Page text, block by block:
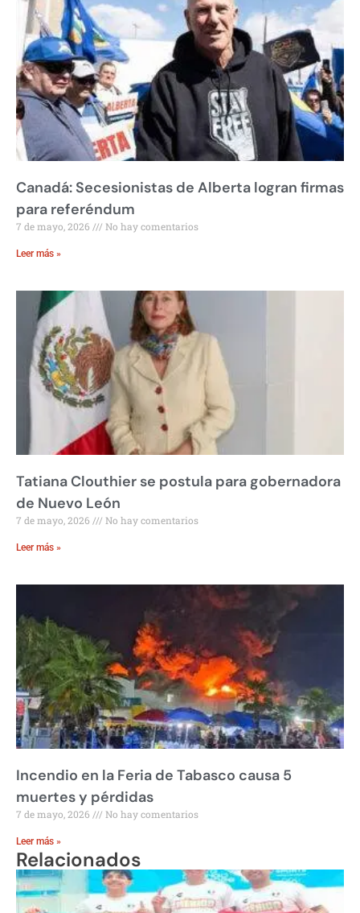
Canadá: Secesionistas de Alberta logran firmas
para referéndum
7 de mayo, 2026 No hay comentarios
Leer más »
Tatiana Clouthier se postula para gobernadora
de Nuevo León
7 de mayo, 2026 No hay comentarios
Leer más »
Incendio en la Feria de Tabasco causa 5
muertes y pérdidas
7 de mayo, 2026 No hay comentarios
Leer más »
Relacionados